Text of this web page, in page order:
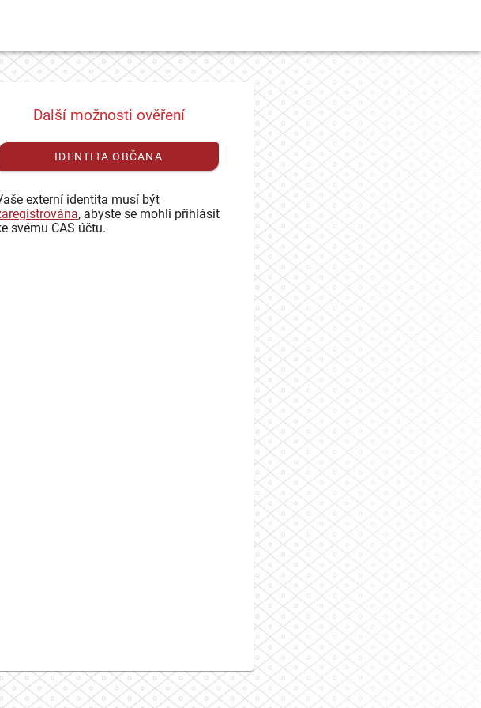
Další možnosti ověření
IDENTITA OBČANA
externí identita musí být
, abyste se mohli přihlásit
svému CAS účtu.